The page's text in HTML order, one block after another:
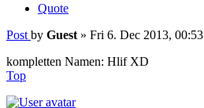
Quote
Post by Guest » Fri 6. Dec 2013, 00:53
kompletten Namen: Hlif XD
Top